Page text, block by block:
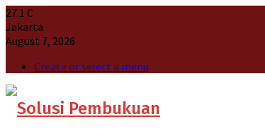
27.1 C
Jakarta
August 7, 2026
Create or select a menu